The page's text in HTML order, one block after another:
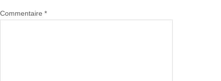
Commentaire *